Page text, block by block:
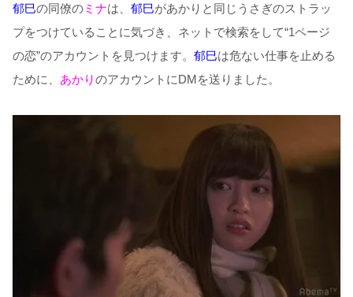
郁巳の同僚のミナは、 郁巳があかりと同じうさぎのストラッ
プをつけていることに気づき、ネットで検索をして“1ページ
の恋”のアカウントを見つけます。 郁巳は危ない仕事を止める
ために、 あかりのアカウントにDMを送りました。